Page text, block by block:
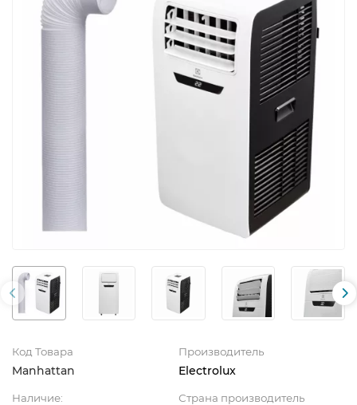
Код Товара
Manhattan
Производитель
Electrolux
Наличие: Страна производитель